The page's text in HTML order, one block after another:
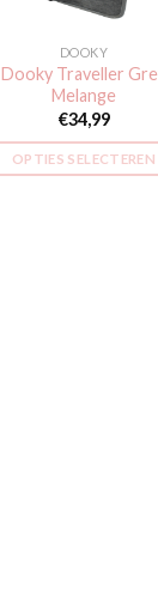
DOOKY
Dooky Traveller
Melange
€34,99
OPTIES SELECTEREN